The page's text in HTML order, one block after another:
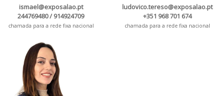
ismael@exposalao.pt
244769480 / 914924709
chamada para a rede fixa nacional
ludovico.tereso@exposalao.pt
+351 968 701 674
chamada para a rede fixa nacional